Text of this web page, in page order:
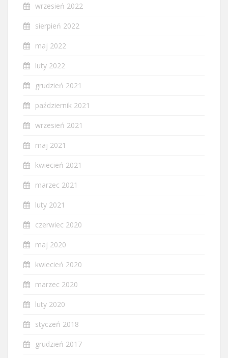
wrzesień 2022
sierpień 2022
maj 2022
luty 2022
grudzień 2021
październik 2021
wrzesień 2021
maj 2021
kwiecień 2021
marzec 2021
luty 2021
czerwiec 2020
maj 2020
kwiecień 2020
marzec 2020
luty 2020
styczeń 2018
grudzień 2017